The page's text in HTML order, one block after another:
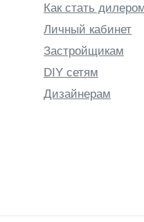
Как стать
Личный кабинет
Застройщикам
DIY сетям
Дизайнерам